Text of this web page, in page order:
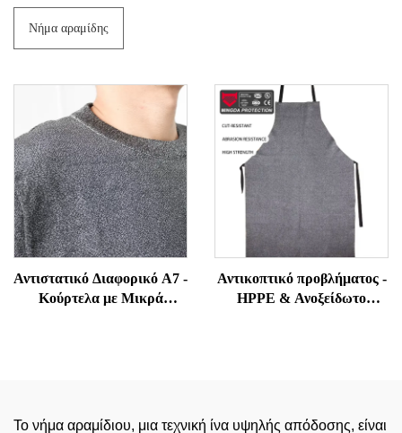
Νήμα αραμίδης
Αντιστατικό Διαφορικό Α7 -
Κούρτελα με Μικρά
Αντικοπτικό προβλήματος -
HPPE & Ανοξείδωτο
Το νήμα αραμίδιου, μια τεχνική ίνα υψηλής απόδοσης, είναι